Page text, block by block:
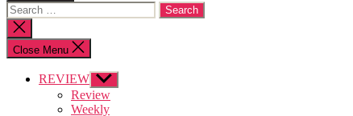
Search
for:
Close
search
Close Menu
REVIEW Show
sub
menu
Review
Weekly